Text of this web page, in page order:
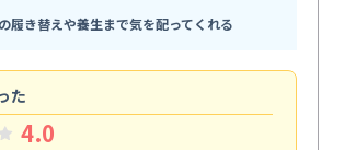
履き替えや養生まで気を配ってくれる
た
4.0